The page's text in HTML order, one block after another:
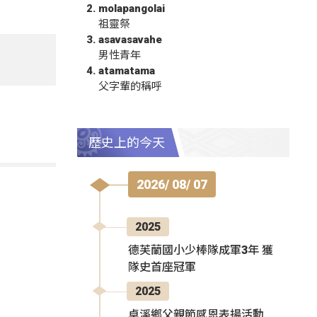
molapangolai
祖靈祭
asavasavahe
男性青年
atamatama
父字輩的稱呼
歷史上的今天
2026/ 08/ 07
2025
德芙蘭國小少棒隊成軍3年 獲
隊史首座冠軍
2025